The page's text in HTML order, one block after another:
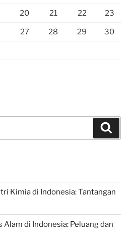
20 21 22 23
27 28 29 30
Kimia di Indonesia: Tantangan
Alam di Indonesia: Peluang dan